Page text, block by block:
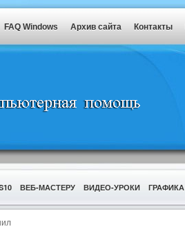
FAQ Windows Архив сайта Контакты
ВЕБ-МАСТЕРУ ВИДЕО-УРОКИ ГРАФИКА